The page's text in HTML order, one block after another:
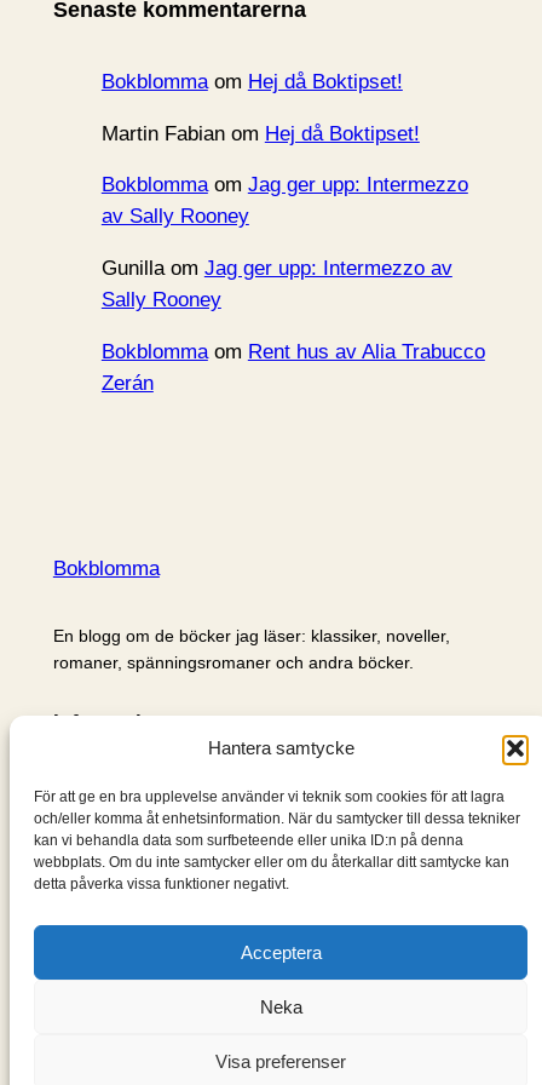
Hantera samtycke
För att ge en bra upplevelse använder vi teknik som cookies för att lagra
och/eller komma åt enhetsinformation. När du samtycker till dessa tekniker
kan vi behandla data som surfbeteende eller unika ID:n på denna
webbplats. Om du inte samtycker eller om du återkallar ditt samtycke kan
detta påverka vissa funktioner negativt.
Acceptera
Neka
Visa preferenser
v
Senaste kommentarerna
Bokblommaom Hej då Boktipset!
Martin Fabianom Hej då Boktipset!
Bokblommaom Jag ger upp: Intermezzo
av Sally Rooney
Gunillaom Jag ger upp: Intermezzo av
Sally Rooney
Bokblommaom Rent hus av Alia Trabucco
Zerán
Bokblomma
En blogg om de böcker jag läser: klassiker, noveller,
romaner, spänningsromaner och andra böcker.
Information
Om mig & om bloggen
S
ö
k
WordPress